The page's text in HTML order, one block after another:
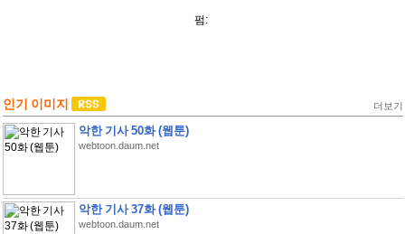
펌:
인기 이미지 더보기
악한 기사 50화 (웹툰)
webtoon.daum.net
악한 기사 37화 (웹툰)
webtoon.daum.net